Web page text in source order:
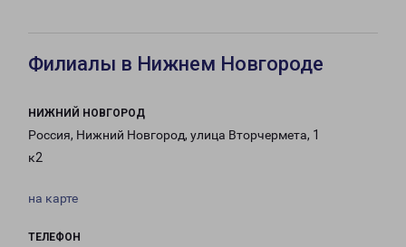
Филиалы в Нижнем Новгороде
НИЖНИЙ НОВГОРОД
Россия, Нижний Новгород, улица Вторчермета, 1
к2
на карте
ТЕЛЕФОН